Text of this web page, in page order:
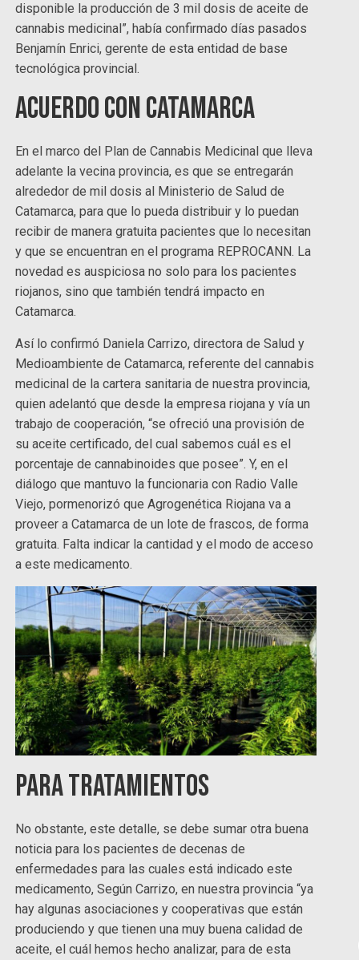
disponible la producción de 3 mil dosis de aceite de
cannabis medicinal”, había confirmado días pasados
Benjamín Enrici, gerente de esta entidad de base
tecnológica provincial.
Acuerdo con Catamarca
En el marco del Plan de Cannabis Medicinal que lleva
adelante la vecina provincia, es que se entregarán
alrededor de mil dosis al Ministerio de Salud de
Catamarca, para que lo pueda distribuir y lo puedan
recibir de manera gratuita pacientes que lo necesitan
y que se encuentran en el programa REPROCANN. La
novedad es auspiciosa no solo para los pacientes
riojanos, sino que también tendrá impacto en
Catamarca.
Así lo confirmó Daniela Carrizo, directora de Salud y
Medioambiente de Catamarca, referente del cannabis
medicinal de la cartera sanitaria de nuestra provincia,
quien adelantó que desde la empresa riojana y vía un
trabajo de cooperación, “se ofreció una provisión de
su aceite certificado, del cual sabemos cuál es el
porcentaje de cannabinoides que posee”. Y, en el
diálogo que mantuvo la funcionaria con Radio Valle
Viejo, pormenorizó que Agrogenética Riojana va a
proveer a Catamarca de un lote de frascos, de forma
gratuita. Falta indicar la cantidad y el modo de acceso
a este medicamento.
Para tratamientos
No obstante, este detalle, se debe sumar otra buena
noticia para los pacientes de decenas de
enfermedades para las cuales está indicado este
medicamento, Según Carrizo, en nuestra provincia “ya
hay algunas asociaciones y cooperativas que están
produciendo y que tienen una muy buena calidad de
aceite, el cuál hemos hecho analizar, para de esta